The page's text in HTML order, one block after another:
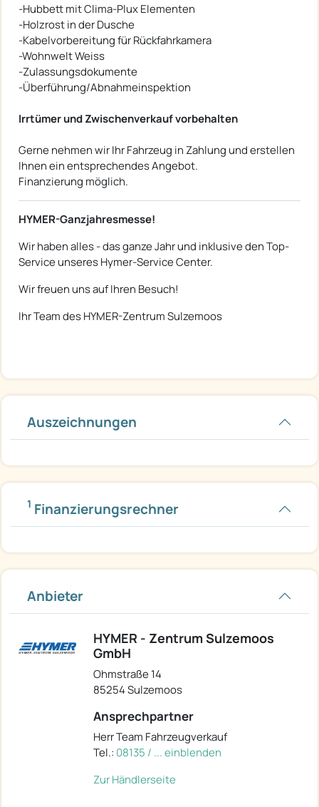
-Hubbett mit Clima-Plux Elementen
-Holzrost in der Dusche
-Kabelvorbereitung für Rückfahrkamera
-Wohnwelt Weiss
-Zulassungsdokumente
-Überführung/Abnahmeinspektion
Irrtümer und Zwischenverkauf vorbehalten
Gerne nehmen wir Ihr Fahrzeug in Zahlung und erstellen
Ihnen ein entsprechendes Angebot.
Finanzierung möglich.
HYMER-Ganzjahresmesse!
Wir haben alles - das ganze Jahr und inklusive den Top-
Service unseres Hymer-Service Center.
Wir freuen uns auf Ihren Besuch!
Ihr Team des HYMER-Zentrum Sulzemoos
Auszeichnungen
1 Finanzierungsrechner
Anbieter
HYMER - Zentrum Sulzemoos
GmbH
Ohmstraße 14
85254 Sulzemoos
Ansprechpartner
Herr Team Fahrzeugverkauf
Tel.: 08135 / ... einblenden
Zur Händlerseite